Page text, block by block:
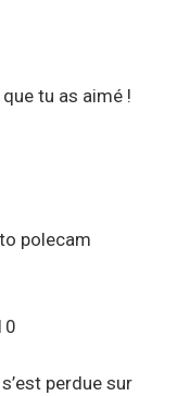
tu as aimé !
polecam
perdue sur